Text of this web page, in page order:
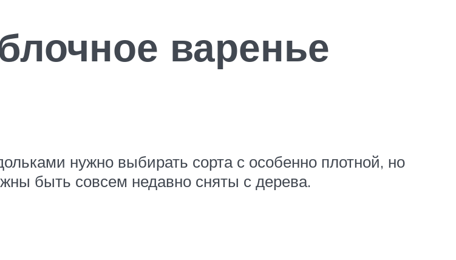
варенье
нужно выбирать сорта с особенно плотной, но
быть совсем недавно сняты с дерева.